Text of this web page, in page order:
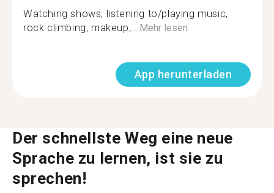
Watching shows, listening to/playing music,
rock climbing, makeup,... Mehr lesen
App herunterladen
Der schnellste Weg eine neue
Sprache zu lernen, ist sie zu
sprechen!